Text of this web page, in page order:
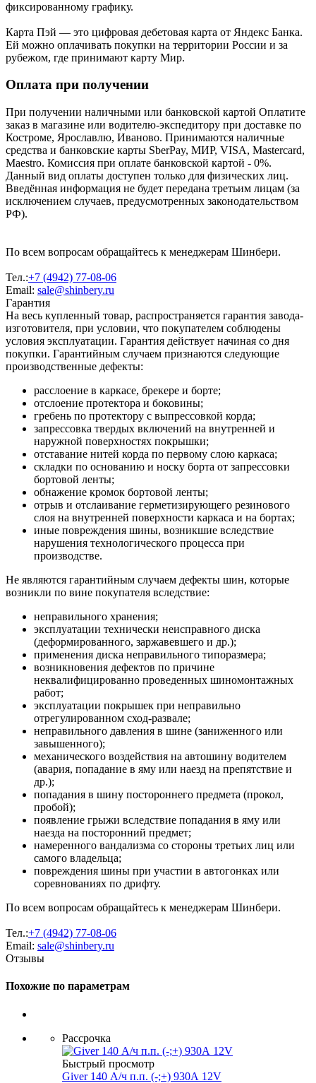
фиксированному графику.
Карта Пэй — это цифровая дебетовая карта от Яндекс Банка.
Ей можно оплачивать покупки на территории России и за
рубежом, где принимают карту Мир.
Оплата при получении
При получении наличными или банковской картой Оплатите
заказ в магазине или водителю-экспедитору при доставке по
Костроме, Ярославлю, Иваново. Принимаются наличные
средства и банковские карты SberPay, МИР, VISA, Mastercard,
Maestro. Комиссия при оплате банковской картой - 0%.
Данный вид оплаты доступен только для физических лиц.
Введённая информация не будет передана третьим лицам (за
исключением случаев, предусмотренных законодательством
РФ).
По всем вопросам обращайтесь к менеджерам Шинбери.
Тел.:+7 (4942) 77-08-06
Email: sale@shinbery.ru
Гарантия
На весь купленный товар, распространяется гарантия завода-
изготовителя, при условии, что покупателем соблюдены
условия эксплуатации. Гарантия действует начиная со дня
покупки. Гарантийным случаем признаются следующие
производственные дефекты:
расслоение в каркасе, брекере и борте;
отслоение протектора и боковины;
гребень по протектору с выпрессовкой корда;
запрессовка твердых включений на внутренней и
наружной поверхностях покрышки;
отставание нитей корда по первому слою каркаса;
складки по основанию и носку борта от запрессовки
бортовой ленты;
обнажение кромок бортовой ленты;
отрыв и отслаивание герметизирующего резинового
слоя на внутренней поверхности каркаса и на бортах;
иные повреждения шины, возникшие вследствие
нарушения технологического процесса при
производстве.
Не являются гарантийным случаем дефекты шин, которые
возникли по вине покупателя вследствие:
неправильного хранения;
эксплуатации технически неисправного диска
(деформированного, заржавевшего и др.);
применения диска неправильного типоразмера;
возникновения дефектов по причине
неквалифицированно проведенных шиномонтажных
работ;
эксплуатации покрышек при неправильно
отрегулированном сход-развале;
неправильного давления в шине (заниженного или
завышенного);
механического воздействия на автошину водителем
(авария, попадание в яму или наезд на препятствие и
др.);
попадания в шину постороннего предмета (прокол,
пробой);
появление грыжи вследствие попадания в яму или
наезда на посторонний предмет;
намеренного вандализма со стороны третьих лиц или
самого владельца;
повреждения шины при участии в автогонках или
соревнованиях по дрифту.
По всем вопросам обращайтесь к менеджерам Шинбери.
Тел.:+7 (4942) 77-08-06
Email: sale@shinbery.ru
Отзывы
Похожие по параметрам
Рассрочка
Быстрый просмотр
Giver 140 А/ч п.п. (-;+) 930А 12V